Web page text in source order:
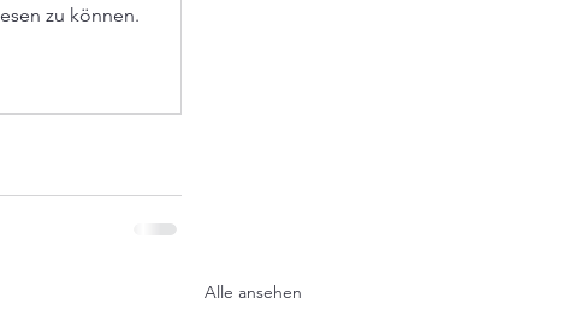
zu können.
Alle ansehen